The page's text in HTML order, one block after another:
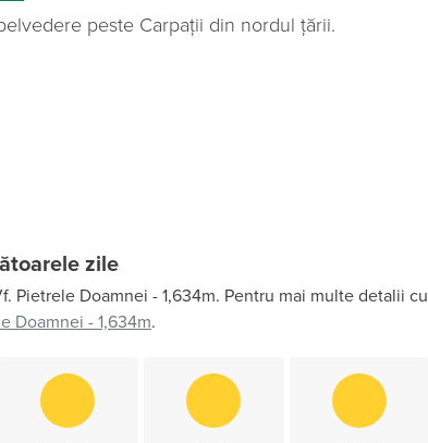
peste Carpații din nordul țării.
zile
Doamnei - 1,634m. Pentru mai multe detalii cu
Doamnei - 1,634m.